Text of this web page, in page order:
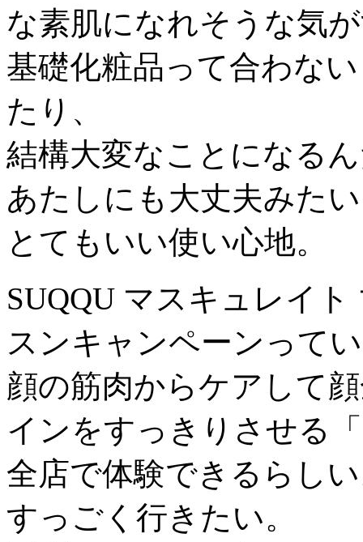
な素肌になれそうな気
基礎化粧品って合わな
たり、
結構大変なことになる
あたしにも大丈夫みた
とてもいい使い心地。
SUQQU マスキュレイ
スンキャンペーンって
顔の筋肉からケアして
インをすっきりさせる
全店で体験できるらし
すっごく行きたい。